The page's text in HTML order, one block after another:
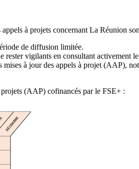
à projets concernant La Réunion
de diffusion limitée.
vigilants en consultant activement
mises à jour des appels à projet
(AAP) cofinancés par le FSE+ :